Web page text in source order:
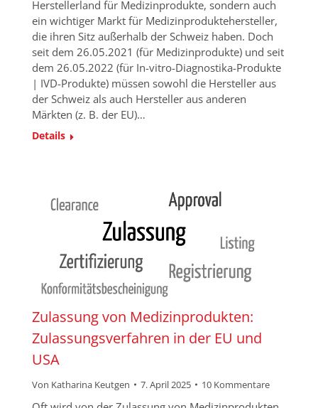
Herstellerland für Medizinprodukte, sondern auch
ein wichtiger Markt für Medizinproduktehersteller,
die ihren Sitz außerhalb der Schweiz haben. Doch
seit dem 26.05.2021 (für Medizinprodukte) und seit
dem 26.05.2022 (für In-vitro-Diagnostika-Produkte
| IVD-Produkte) müssen sowohl die Hersteller aus
der Schweiz als auch Hersteller aus anderen
Märkten (z. B. der EU)…
Details
Zulassung von Medizinprodukten:
Zulassungsverfahren in der EU und
USA
Von Katharina Keutgen 7. April 2025 10 Kommentare